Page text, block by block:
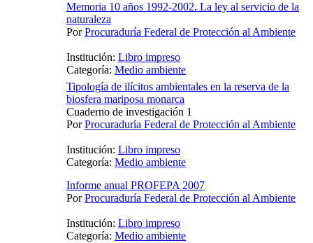
Memoria 10 años 1992-2002. La ley al servicio de la
naturaleza
PorProcuraduría Federal de Protección al Ambiente
Institución: Libro impreso
Categoría: Medio ambiente
Tipología de ilícitos ambientales en la reserva de la
biosfera mariposa monarca
Cuaderno de investigación 1
PorProcuraduría Federal de Protección al Ambiente
Institución: Libro impreso
Categoría: Medio ambiente
Informe anual PROFEPA 2007
PorProcuraduría Federal de Protección al Ambiente
Institución: Libro impreso
Categoría: Medio ambiente